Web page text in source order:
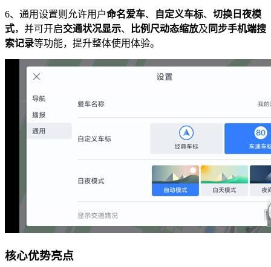
6、通用设置则允许用户命名爱车、 自定义车标、 切换日夜模
式，并可开启交通状况显示、 比例尺动态缩放及 同步手机端搜
索记录等功能，提升整体使用体验。
核心优势亮点